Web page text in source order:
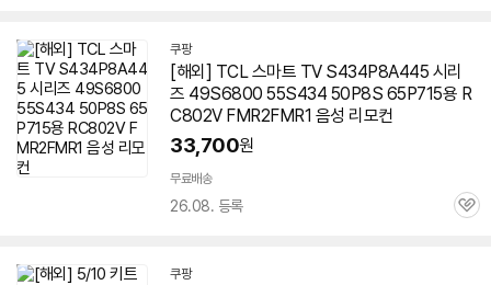
쿠팡
[해외] TCL 스마트 TV S434P8A445 시리
즈 49S6800 55S434 50P8S 65P715용 R
C802V FMR2FMR1 음성 리모컨
33,700원
무료배송
26.08. 등록
관
쿠팡